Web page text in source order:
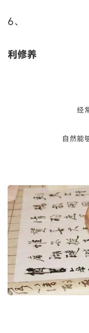
6、
利修养
经
自然能